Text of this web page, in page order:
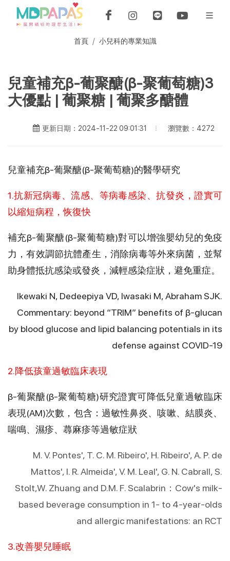
首頁 小兒科的專業知識
兒童補充β-葡聚醣(β-聚葡萄糖)3
大優點 | 葡聚糖 | 葡聚多醣體
更新日期：2024-11-22 09:01:31 瀏覽數：4272
兒童補充β-葡聚醣(β-聚葡萄糖)的醫學研究
1.抗新冠病毒、流感、等病毒感染、抗發炎，證實可
以縮短病程，恢復快
補充β-葡聚醣(β-聚葡萄糖)對可以增強嬰幼兒的免疫
力，有效調節抗體產生，消除病毒等外來病菌，並幫
助身體抵抗感染或發炎，減輕感染症狀，避免重症。
Ikewaki N, Dedeepiya VD, Iwasaki M, Abraham SJK.
Commentary: beyond “TRIM” benefits of β-glucan
by blood glucose and lipid balancing potentials in its
defense against COVID-19
2.降低孩童過敏臨床表現
β-葡聚醣(β-聚葡萄糖)研究證實可降低兒童過敏臨床
表現(AM)次數，包含：過敏性鼻炎、咳嗽、結膜炎、
喘鳴、濕疹、蕁麻疹等過敏症狀
M. V. Pontes', T. C. M. Ribeiro', H. Ribeiro', A. P. de
Mattos', I. R. Almeida', V. M. Leal', G. N. Cabrall, S.
Stolt,W. Zhuang and D.M. F. Scalabrin：Cow's milk-
based beverage consumption in 1- to 4-year-olds
and allergic manifestations: an RCT
3.改善嬰兒睡眠